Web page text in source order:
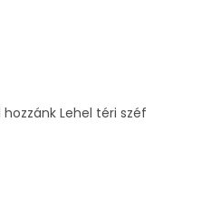
Lehel téri széf